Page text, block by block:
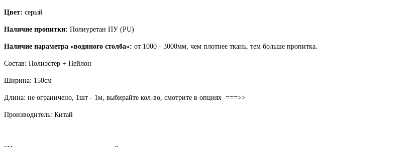
Цвет: серый
Наличие пропитки: Полиуретан ПУ (PU)
Наличие параметра «водяного столба»: от 1000 ​- 3000мм, чем плотнее ткань, тем больше пропитка.
Состав: Полиэстер + Нейлон
Ширина: 150см
Длина: не ограничено, 1шт - 1м, выбирайте кол-во, смотрите в опциях ===>>
Производитель: Китай